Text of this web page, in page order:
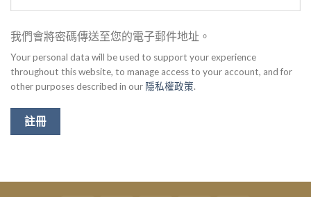
我們會將密碼傳送至您的電子郵件地址。
Your personal data will be used to support your experience
throughout this website, to manage access to your account, and for
other purposes described in our 隱私權政策.
註冊